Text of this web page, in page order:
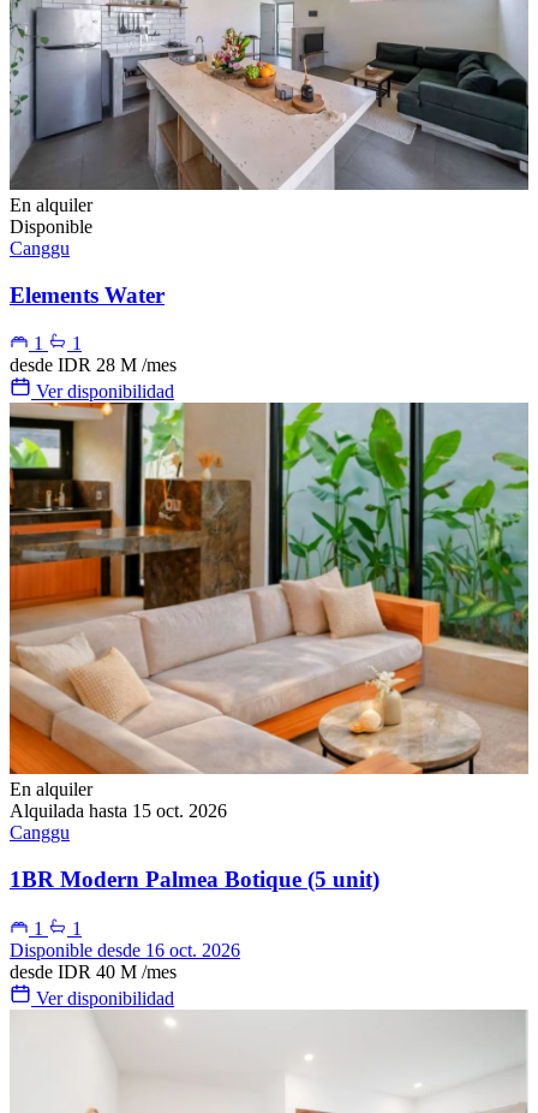
En alquiler
Disponible
Canggu
Elements Water
1
1
desde IDR 28 M /mes
Ver disponibilidad
En alquiler
Alquilada hasta 15 oct. 2026
Canggu
1BR Modern Palmea Botique (5 unit)
1
1
Disponible desde 16 oct. 2026
desde IDR 40 M /mes
Ver disponibilidad